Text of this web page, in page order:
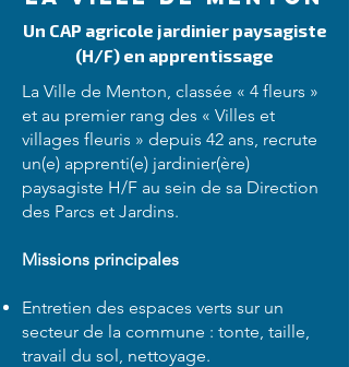
2026
Contact :recrutements@ville-grasse.fr
Découvrir l'offre
Un CAP agricole jardinier paysagiste
(H/F) en apprentissage
La Ville de Menton, classée « 4 fleurs »
et au premier rang des « Villes et
villages fleuris » depuis 42 ans, recrute
un(e) apprenti(e) jardinier(ère)
paysagiste H/F au sein de sa Direction
des Parcs et Jardins.
Missions principales
Entretien des espaces verts sur un
secteur de la commune : tonte, taille,
travail du sol, nettoyage.